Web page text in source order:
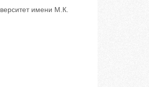
имени М.К.